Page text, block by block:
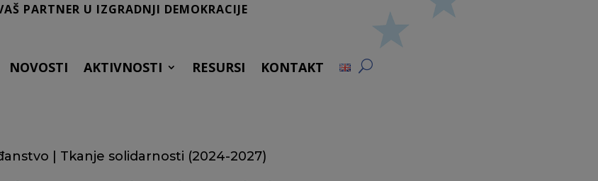
PARTNER U IZGRADNJI DEMOKRACIJE
NOVOSTI AKTIVNOSTI RESURSI KONTAKT
Tkanje solidarnosti (2024-2027)